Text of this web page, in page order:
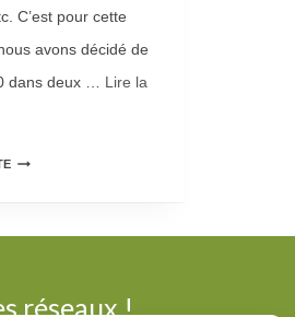
T
I
E
C’est pour cette
avons décidé de
dans deux … Lire la
N
réseaux !